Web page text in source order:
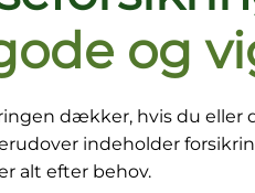
og
dækker, hvis du
indeholder
alt efter behov.